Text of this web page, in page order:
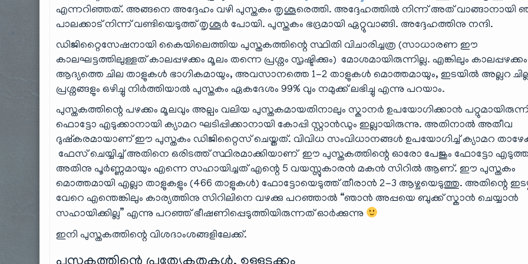
എന്നറിഞ്ഞത്. അങ്ങനെ അദ്ദേഹം വഴി പുസ്തകം തൃശൂരെത്തി. അദ്ദേഹത്തിൽ നിന്ന് അത് വാങ്ങാനായി
പാലക്കാട് നിന്ന് വണ്ടിയെടുത്ത് തൃശൂർ പോയി. പുസ്തകം ഭദ്രമായി ഏറ്റുവാങ്ങി. അദ്ദേഹത്തിനു നന്ദി.
ഡിജിറ്റൈസേഷനായി കൈയിലെത്തിയ പുസ്തകത്തിന്റെ സ്ഥിതി വിചാരിച്ചത്ര (സാധാരണ ഈ
കാലഘട്ടത്തിലുള്ളത് കാലപ്പഴക്കം മൂലം തന്നെ പ്രശ്നം സൃഷ്ടിക്കും) മോശമായിരുന്നില്ല. എങ്കിലും
ആദ്യത്തെ ചില താളുകൾ ഭാഗികമായും, അവസാനത്തെ 1-2 താളുകൾ മൊത്തമായും, ഇടയിൽ അല്ലറ
പ്രശ്നങ്ങളും ഒഴിച്ചു നിർത്തിയാൽ പുസ്തകം ഏകദേശം 99% വും നമുക്ക് ലഭിച്ചു എന്നു പറയാം.
പുസ്തകത്തിന്റെ പഴക്കം മൂലവും അല്പം വലിയ പുസ്തകമായതിനാലും സ്കാനർ ഉപയോഗിക്കാൻ
ഫൊട്ടോ എടുക്കാനായി ക്യാമറ ഘടിപ്പിക്കാനായി കോപ്പി സ്റ്റാൻഡും ഇല്ലായിരുന്നു. അതിനാൽ അതീവ
ദുഷ്കരമായാണ് ഈ പുസ്തകം ഡിജിറ്റൈസ് ചെയ്തത്. വിവിധ സംവിധാനങ്ങൾ ഉപയോഗിച്ച് ക്യാമറ
ഫേസ് ചെയ്യിച്ച് അതിനെ ഒരിടത്ത് സ്ഥിരമാക്കിയാണ് ഈ പുസ്തകത്തിന്റെ ഓരോ പേജും ഫോട്ടോ
അതിനു പൂർണ്ണമായും എന്നെ സഹായിച്ചത് എന്റെ 5 വയസ്സുകാരൻ മകൻ സിറിൽ ആണ്. ഈ പുസ്തകം
മൊത്തമായി എല്ലാ താളുകളും (466 താളുകൾ) ഫോട്ടോയെടുത്ത് തീരാൻ 2-3 ആഴ്ചയെടുത്തു. അതിന്റെ
വേറെ എന്തെങ്കിലും കാര്യത്തിനു സിറിലിനെ വഴക്കു പറഞ്ഞാൽ “ഞാൻ അപ്പയെ ബുക്ക് സ്കാൻ ചെയ്യാൻ
സഹായിക്കില്ല” എന്നു പറഞ്ഞ് ഭീഷണിപ്പെടുത്തിയിരുന്നത് ഓർക്കുന്നു
ഇനി പുസ്തകത്തിന്റെ വിശദാംശങ്ങളിലേക്ക്.